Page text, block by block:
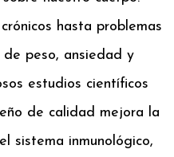
hasta problemas
de peso, ansiedad y
estudios científicos
de calidad mejora la
sistema inmunológico,